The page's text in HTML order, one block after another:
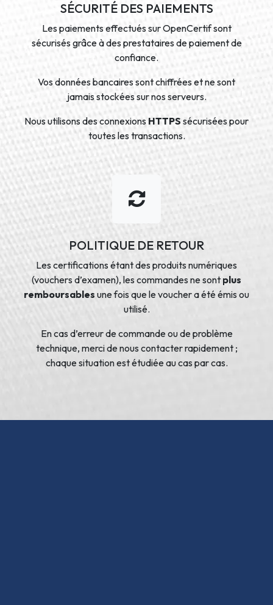
SÉCURITÉ DES PAIEMENTS
Les paiements effectués sur OpenCertif sont
sécurisés grâce à des prestataires de paiement de
confiance.
Vos données bancaires sont chiffrées et ne sont
jamais stockées sur nos serveurs.
Nous utilisons des connexions HTTPS sécurisées pour
toutes les transactions.
POLITIQUE DE RETOUR
Les certifications étant des produits numériques
(vouchers d’examen), les commandes ne sont plus
remboursables une fois que le voucher a été émis ou
utilisé.
En cas d’erreur de commande ou de problème
technique, merci de nous contacter rapidement ;
chaque situation est étudiée au cas par cas.